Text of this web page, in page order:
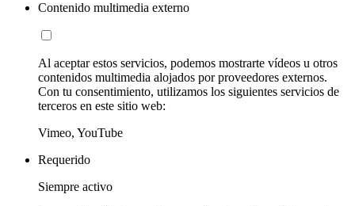
Contenido multimedia externo
Al aceptar estos servicios, podemos mostrarte vídeos u otros
contenidos multimedia alojados por proveedores externos.
Con tu consentimiento, utilizamos los siguientes servicios de
terceros en este sitio web:
Vimeo, YouTube
Requerido
Siempre activo